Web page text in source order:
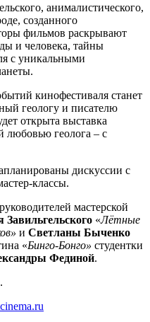
анималистического,
созданного
фильмов раскрывают
и человека, тайны
с уникальными
кинофестиваля станет
геологу и писателю
открыта выставка
любовью геолога – с
дискуссии с
классы.
мастерской
Завильгельского «Лётные
и Светланы Быченко
«Бинго-Бонго» студентки
Фединой.